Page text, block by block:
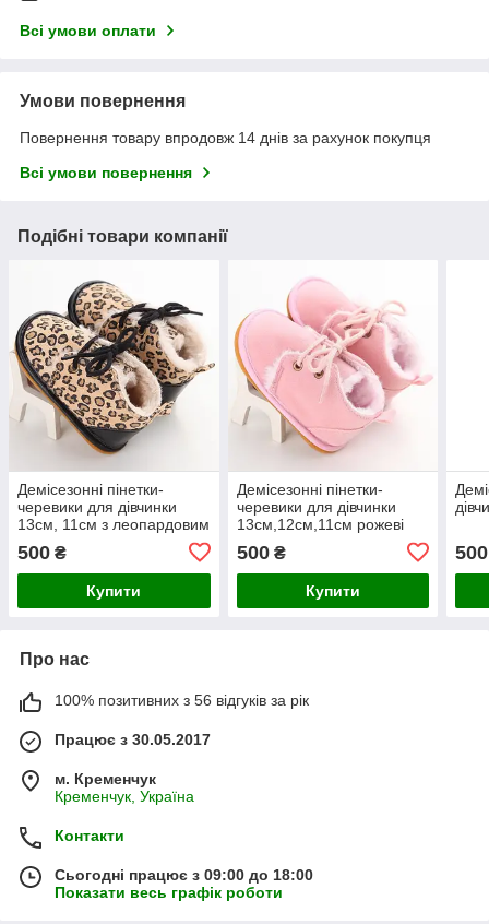
Всі умови оплати
Умови повернення
Повернення товару впродовж 14 днів за рахунок покупця
Всі умови повернення
Подібні товари компанії
Демісезонні пінетки-
черевики для дівчинки
13см, 11cм з леопардовим
500 ₴
Купити
Демісезонні пінетки-
черевики для дівчинки
13см,12см,11см рожеві
500₴
Купити
500
Про нас
100% позитивних з 56 відгуків за рік
Працює з 30.05.2017
м. Кременчук
Кременчук, Україна
Контакти
Сьогодні працює з 09:00 до 18:00
Показати весь графік роботи